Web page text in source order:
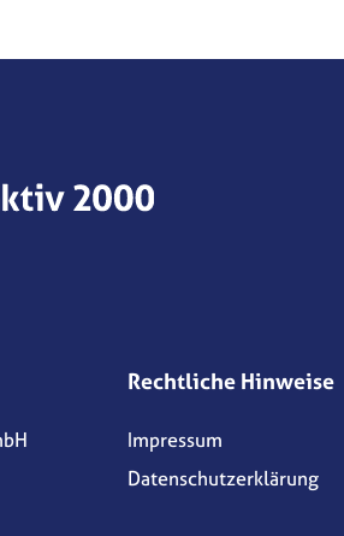
Rechtliche Hinweise
Impressum
Datenschutzerklärung